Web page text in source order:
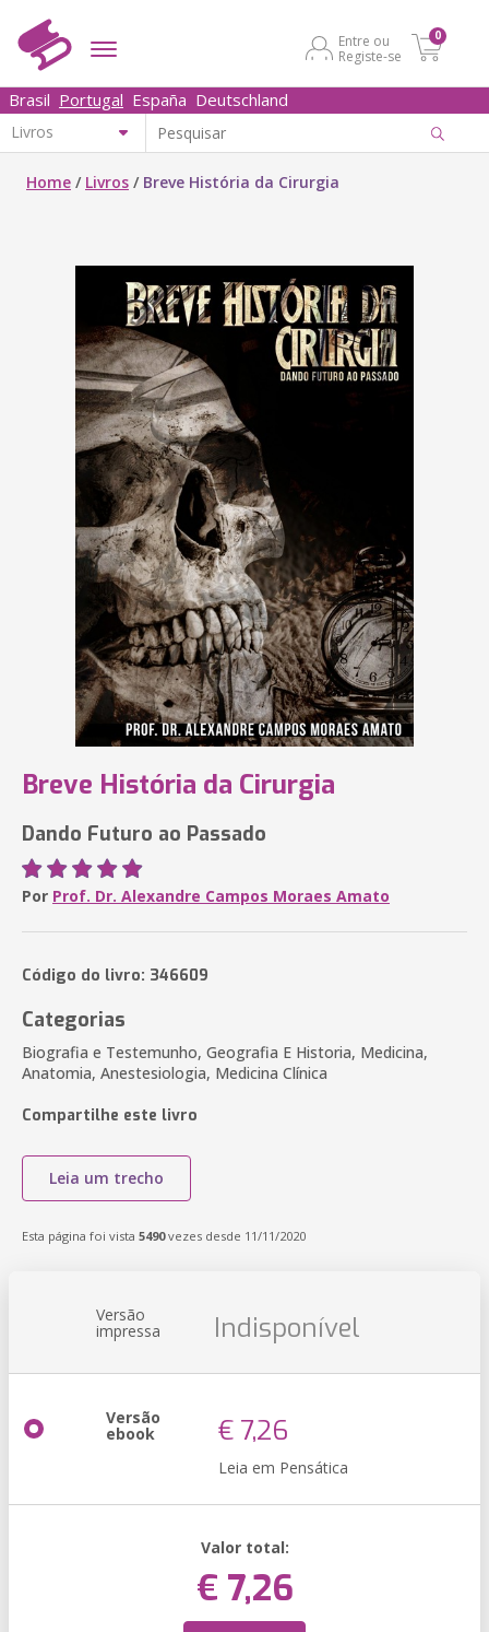
Entre ou
Registe-se
0
Brasil Portugal España Deutschland
Home / Livros / Breve História da Cirurgia
Breve História da Cirurgia
Dando Futuro ao Passado
Por Prof. Dr. Alexandre Campos Moraes Amato
Código do livro: 346609
Categorias
Biografia e Testemunho, Geografia E Historia, Medicina,
Anatomia, Anestesiologia, Medicina Clínica
Compartilhe este livro
Leia um trecho
Esta página foi vista 5490vezes desde 11/11/2020
Versão
impressa Indisponível
Versão
ebook € 7,26
Leia em Pensática
Valor total:
€ 7,26